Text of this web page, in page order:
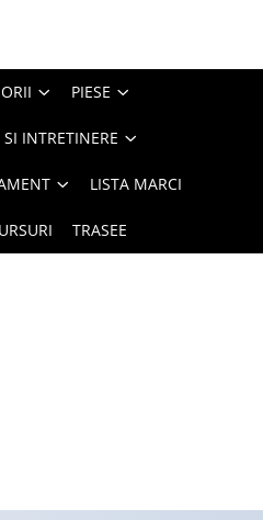
PIESE
SI INTRETINERE
LISTA MARCI
TRASEE